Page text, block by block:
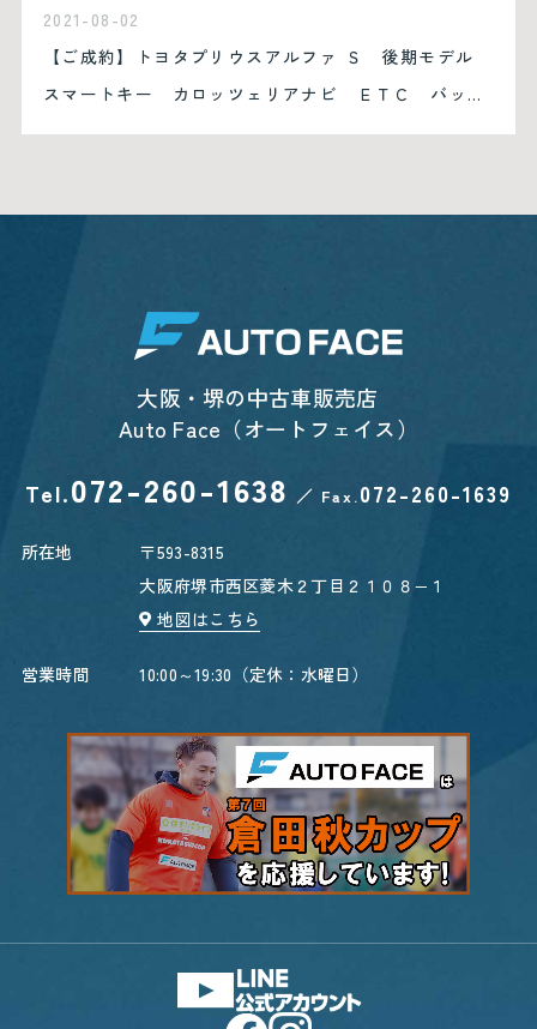
2021-08-02
【ご成約】トヨタプリウスアルファ Ｓ 後期モデル
スマートキー カロッツェリアナビ ＥＴＣ バック
カメラ ステアリングリモコン
大阪・堺の中古車販売店
Auto Face（オートフェイス）
Tel.072-260-1638 ／ Fax. 072-260-1639
所在地
〒593-8315
大阪府堺市西区菱木２丁目２１０８−１
地図はこちら
営業時間 10:00～19:30（定休：水曜日）